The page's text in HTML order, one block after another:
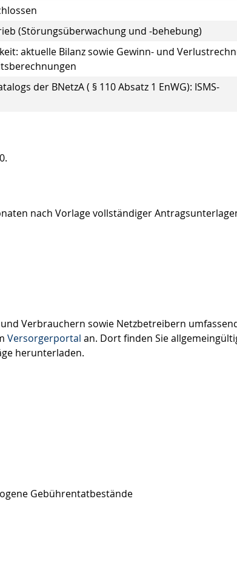
(Störungsüberwachung und -behebung)
aktuelle Bilanz sowie Gewinn- und
der BNetzA ( § 110 Absatz 1 EnWG): ISMS-
nach Vorlage vollständiger
Verbrauchern sowie Netzbetreibern
Versorgerportal an. Dort finden Sie
herunterladen.
Gebührentatbestände